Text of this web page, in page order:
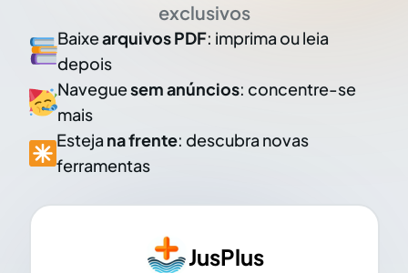
exclusivos
Baixearquivos PDF: imprima ou leia
depois
Naveguesem anúncios: concentre-se
mais
Esteja na frente: descubra novas
ferramentas
JusPlus